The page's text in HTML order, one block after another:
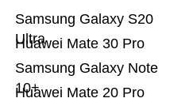
Huawei Mate 20 Pro
Samsung Galaxy Note
10+
Huawei Mate 30 Pro
Samsung Galaxy S20
Ultra